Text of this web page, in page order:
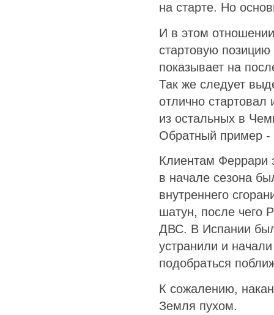
на старте. Но
И в этом
стартовую
показывает на
Так же следует
отлично стартовал
из остальных в
Обратный пример -
Клиентам Феррари
в начале сезона
внутреннего
шатун, после чего
ДВС. В Испании
устранили и
подобраться
К сожалению,
Земля пухом.